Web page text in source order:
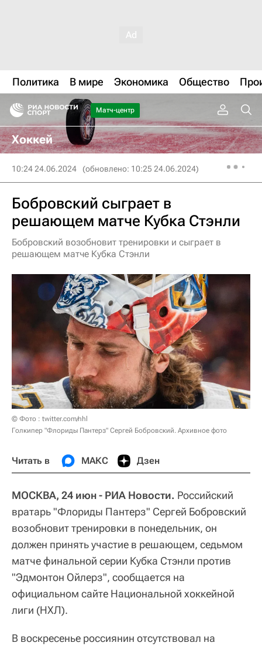
Политика В мире Экономика Общество
Матч-центр
Хоккей
10:24 24.06.2024 (обновлено: 10:25 24.06.2024)
Бобровский сыграет в
решающем матче Кубка Стэнли
Бобровский возобновит тренировки и сыграет в
решающем матче Кубка Стэнли
© Фото : twitter.com/nhl
Голкипер "Флориды Пантерз" Сергей Бобровский. Архивное фото
Читать в МАКС Дзен
МОСКВА, 24 июн - РИА Новости. Российский
вратарь "Флориды Пантерз" Сергей Бобровский
возобновит тренировки в понедельник, он
должен принять участие в решающем, седьмом
матче финальной серии Кубка Стэнли против
"Эдмонтон Ойлерз", сообщается на
официальном сайте Национальной хоккейной
лиги (НХЛ).
В воскресенье россиянин отсутствовал на